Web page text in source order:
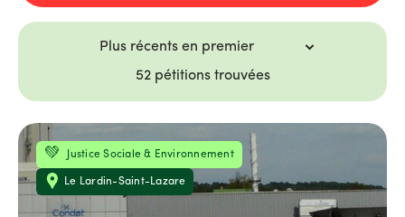
52 pétitions trouvées
Thématique
Justice Sociale & Environnement
Localisation
Le Lardin-Saint-Lazare